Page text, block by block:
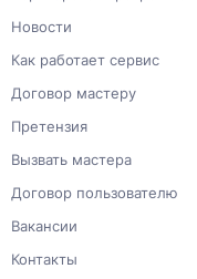
Новости
Как работает сервис
Договор мастеру
Претензия
Вызвать мастера
Договор пользователю
Вакансии
Контакты